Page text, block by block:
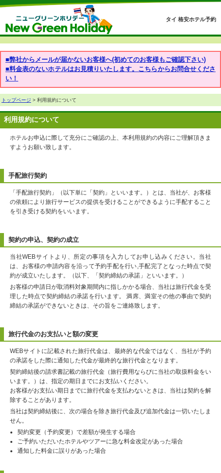
タイ 格安ホテル予約
■弊社からメールが届かないお客様へ(初めてのお客様もご確認下さい)
■料金表のないホテルはお見積りいたします。こちらからお問合せくださ
い！
トップページ > 利用規約について
利用規約について
ホテルお申込に際して充分にご確認の上、本利用規約の内容にご理解頂きま
すようお願い致します。
手配旅行契約
「手配旅行契約」（以下単に「契約」といいます。）とは、当社が、お客様
の依頼により旅行サービスの提供を受けることができるように手配すること
を引き受ける契約をいいます。
契約の申込、契約の成立
当社WEBサイトより、所定の事項を入力してお申し込みください。当社
は、お客様の申請内容を沿って予約手配を行い,手配完了となった時点で契
約が成立いたします。（以下、「契約締結の承諾」といいます。）
お客様の申請日が取消料対象期間内に指しかかる場合、当社は旅行代金を受
理した時点で契約締結の承諾を行います。 満席、満室その他の事由で契約
締結の承諾ができないときは、その旨をご連絡致します。
旅行代金のお支払いと額の変更
WEBサイトに記載された旅行代金は、最終的な代金ではなく、当社が予約
の承諾をした際に通知した代金が最終的な旅行代金となります。
契約締結後の請求書記載の旅行代金（旅行費用ならびに当社の取扱料金をい
います。）は、指定の期日までにお支払いください。
お客様がお支払い期日までに旅行代金を支払わないときは、当社は契約を解
除することがあります。
当社は契約締結後に、次の場合を除き旅行代金及び追加代金は一切いたしま
せん。
契約変更（予約変更）で差額が発生する場合
ご予約いただいたホテルやツアーに急な料金改定があった場合
通知した料金に誤りがあった場合